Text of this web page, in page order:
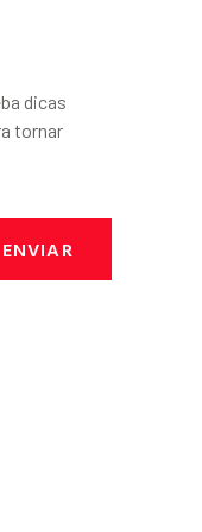
dicas
tornar
ENVIAR